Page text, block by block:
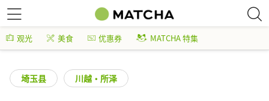
观光 美食 优惠券 MATCHA 特集
埼玉县 川越・所泽